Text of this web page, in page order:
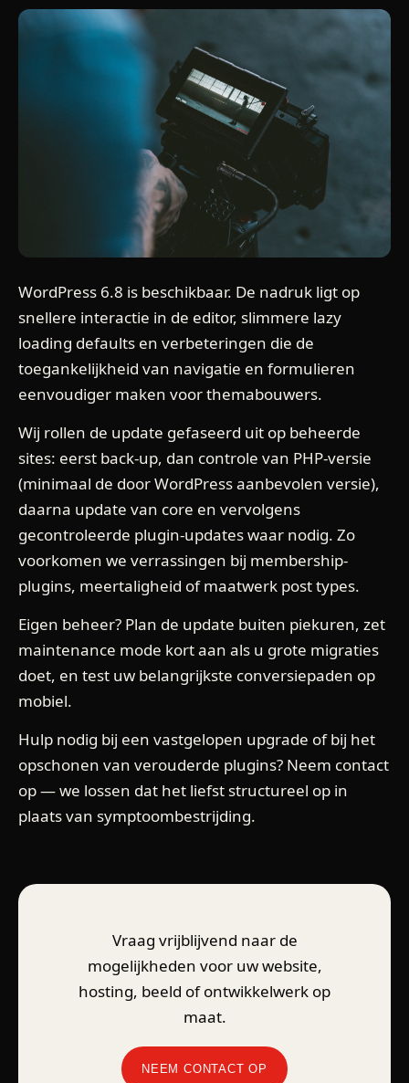
WordPress 6.8 is beschikbaar. De nadruk ligt op
snellere interactie in de editor, slimmere lazy
loading defaults en verbeteringen die de
toegankelijkheid van navigatie en formulieren
eenvoudiger maken voor themabouwers.
Wij rollen de update gefaseerd uit op beheerde
sites: eerst back-up, dan controle van PHP-versie
(minimaal de door WordPress aanbevolen versie),
daarna update van core en vervolgens
gecontroleerde plugin-updates waar nodig. Zo
voorkomen we verrassingen bij membership-
plugins, meertaligheid of maatwerk post types.
Eigen beheer? Plan de update buiten piekuren, zet
maintenance mode kort aan als u grote migraties
doet, en test uw belangrijkste conversiepaden op
mobiel.
Hulp nodig bij een vastgelopen upgrade of bij het
opschonen van verouderde plugins? Neem contact
op — we lossen dat het liefst structureel op in
plaats van symptoombestrijding.
Vraag vrijblijvend naar de
mogelijkheden voor uw website,
hosting, beeld of ontwikkelwerk op
maat.
NEEM CONTACT OP